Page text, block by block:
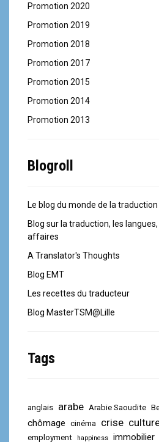
Promotion 2020
Promotion 2019
Promotion 2018
Promotion 2017
Promotion 2015
Promotion 2014
Promotion 2013
Blogroll
Le blog du monde de la traduction
Blog sur la traduction, les
affaires
A Translator's Thoughts
Blog EMT
Les recettes du traducteur
Blog MasterTSM@Lille
Tags
anglais arabe Arabie Saoudite
chômage cinéma crise
employment happiness immobilier